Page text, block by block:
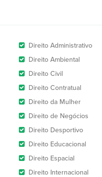
Direito Administrativo
Direito Ambiental
Direito Civil
Direito Contratual
Direito da Mulher
Direito de Negócios
Direito Desportivo
Direito Educacional
Direito Espacial
Direito Internacional